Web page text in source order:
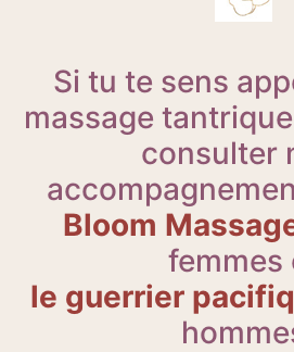
Si tu te sens
massage
consulter
Bloom
femmes
le guerrier